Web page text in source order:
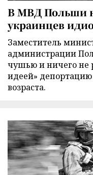
В МВД Польши
украинцев
Заместитель
администрации
чушью и ничего не
идеей»
возраста.